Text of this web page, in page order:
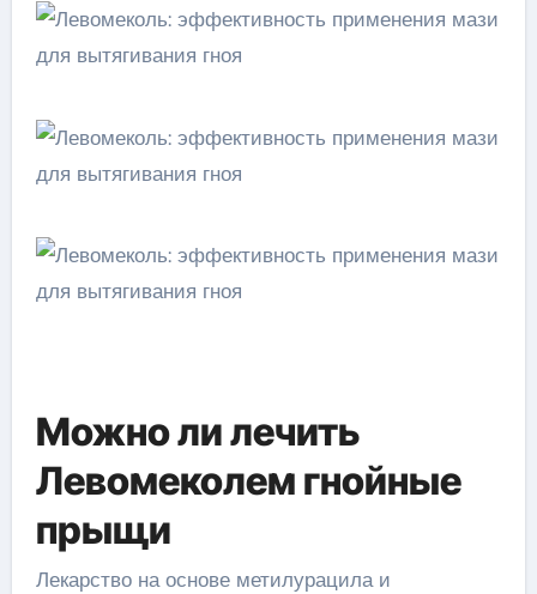
Можно ли лечить
Левомеколем гнойные
прыщи
Лекарство на основе метилурацила и